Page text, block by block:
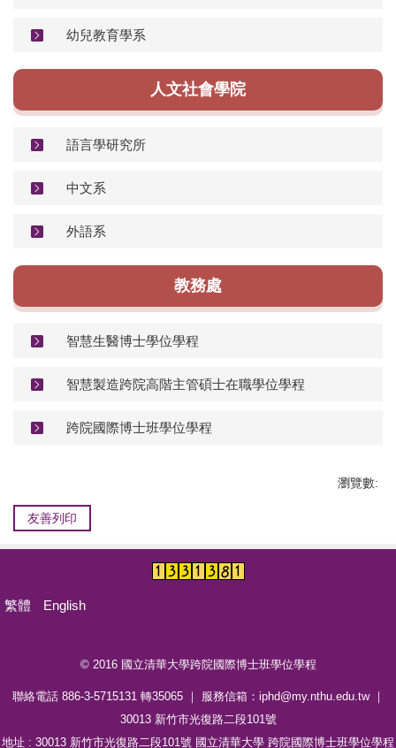
幼兒教育學系
人文社會學院
語言學研究所
中文系
外語系
教務處
智慧生醫博士學位學程
智慧製造跨院高階主管碩士在職學位學程
跨院國際博士班學位學程
瀏覽數:
友善列印
繁體 English
© 2016 國立清華大學跨院國際博士班學位學程
聯絡電話 886-3-5715131 轉35065 ｜ 服務信箱：iphd@my.nthu.edu.tw ｜
30013 新竹市光復路二段101號
地址 : 30013 新竹市光復路二段101號 國立清華大學 跨院國際博士班學位學程